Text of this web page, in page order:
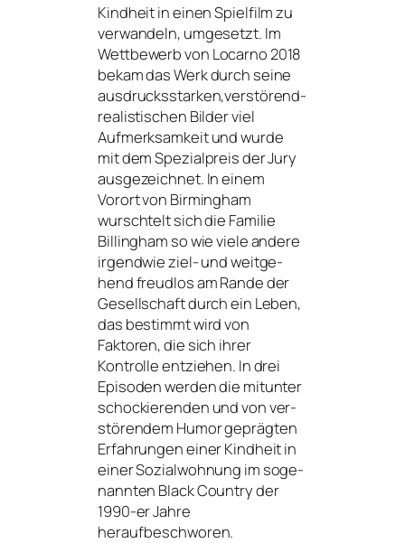
Kindheit in einen Spielfilm zu
ver­wan­deln, umge­setzt. Im
Wettbewerb von Locarno 2018
bekam das Werk durch sei­ne
ausdrucksstarken,verstörend-
realistischen Bilder viel
Aufmerksamkeit und wur­de
mit dem Spezialpreis der Jury
aus­ge­zeich­net. In einem
Vorort von Birmingham
wursch­telt sich die Familie
Billingham so wie vie­le ande­re
irgend­wie ziel- und weit­ge­
hend freud­los am Rande der
Gesellschaft durch ein Leben,
das bestimmt wird von
Faktoren, die sich ihrer
Kontrolle ent­zie­hen. In drei
Episoden wer­den die mit­un­ter
scho­ckie­ren­den und von ver­
stö­ren­dem Humor gepräg­ten
Erfahrungen einer Kindheit in
einer Sozialwohnung im soge­
nann­ten Black Country der
1990-er Jahre
heraufbeschworen.